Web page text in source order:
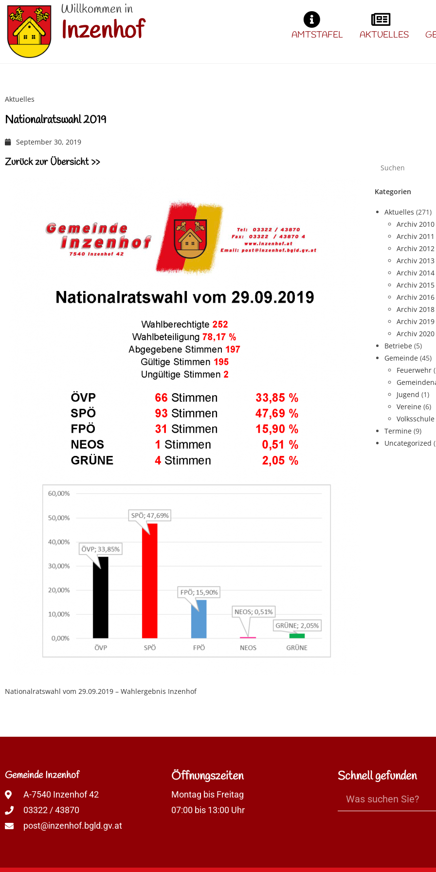
Willkommen in
Inzenhof AMTSTAFEL AKTUELLES
Aktuelles
Nationalratswahl 2019
September 30, 2019
Zurück zur Übersicht >>
Nationalratswahl vom 29.09.2019 – Wahlergebnis Inzenhof
Kategorien
Aktuelles (271)
Archiv 2010
Archiv 2011
Archiv 2012
Archiv 2013
Archiv 2014
Archiv 2015
Archiv 2016
Archiv 2018
Archiv 2019
Archiv 2020
Betriebe (5)
Gemeinde (45)
Feuerwehr
Jugend (1)
Vereine (6)
Volksschule
Termine (9)
Uncategorized
Gemeinde Inzenhof
A-7540 Inzenhof 42
03322 / 43870
post@inzenhof.bgld.gv.at
Öffnungszeiten
Montag bis Freitag
07:00 bis 13:00 Uhr
Schnell gefunden